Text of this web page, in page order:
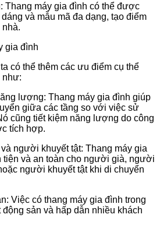
Thang máy gia đình có thể được
và mẫu mã đa dạng, tạo điểm
nhà.
gia đình
có thể thêm các ưu điểm cụ thể
như:
lượng: Thang máy gia đình giúp
giữa các tầng so với việc sử
cũng tiết kiệm năng lượng do công
tích hợp.
người khuyết tật: Thang máy gia
tiện và an toàn cho người già, người
người khuyết tật khi di chuyển
Việc có thang máy gia đình trong
sản và hấp dẫn nhiều khách